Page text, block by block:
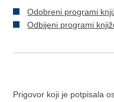
Odobreni programi
Odbijeni programi
Prigovor koji je potpisala